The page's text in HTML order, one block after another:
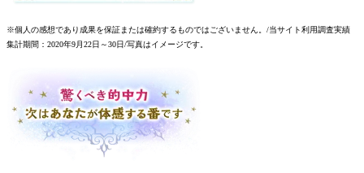
※個人の感想であり成果を保証または確約するものではございません。/当サイト利用調査実績
集計期間：2020年9月22日～30日/写真はイメージです。